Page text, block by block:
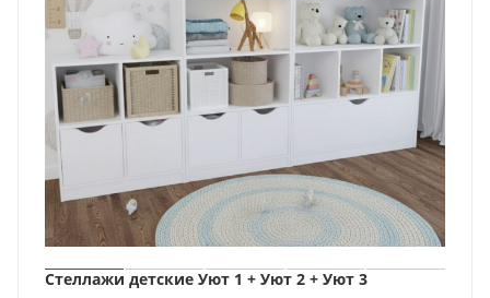
Стеллажи детские Уют 1 + Уют 2 + Уют 3